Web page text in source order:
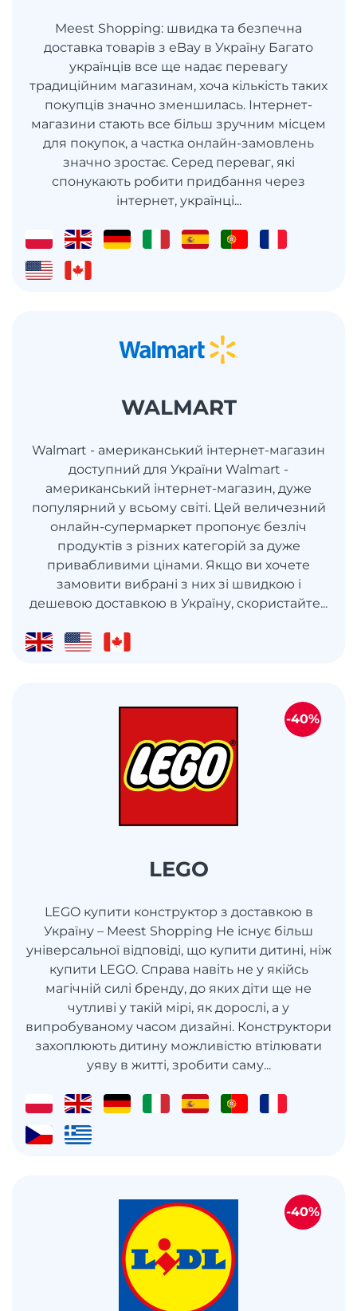
Meest Shopping: швидка та безпечна
доставка товарів з eBay в Україну Багато
українців все ще надає перевагу
традиційним магазинам, хоча кількість таких
покупців значно зменшилась. Інтернет-
магазини стають все більш зручним місцем
для покупок, а частка онлайн-замовлень
значно зростає. Серед переваг, які
спонукають робити придбання через
інтернет, українці...
WALMART
Walmart - американський інтернет-магазин
доступний для України Walmart -
американський інтернет-магазин, дуже
популярний у всьому світі. Цей величезний
онлайн-супермаркет пропонує безліч
продуктів з різних категорій за дуже
привабливими цінами. Якщо ви хочете
замовити вибрані з них зі швидкою і
дешевою доставкою в Україну, скористайте...
LEGO
LEGO купити конструктор з доставкою в
Україну – Meest Shopping Не існує більш
універсальної відповіді, що купити дитині, ніж
купити LEGO. Справа навіть не у якійсь
магічній силі бренду, до яких діти ще не
чутливі у такій мірі, як дорослі, а у
випробуваному часом дизайні. Конструктори
захоплюють дитину можливістю втілювати
уяву в житті, зробити саму...
-40%
-40%